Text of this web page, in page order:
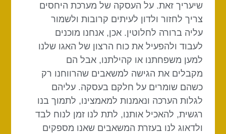
שיעריך זאת. על העסקה של מערכת היחסים
צריך לחזור ולדון לעיתים קרובות ולשמור
עליה ברורה לחלוטין. אכן, אנחנו מוכנים
לעבוד ולהפעיל את כוח הרצון של האגו שלנו
למען משפחתנו או קהילתנו, אבל הם
מקבלים את הגישה למשאבים שהרווחנו רק
כשהם שומרים על חלקם בעסקה. עליהם
לגלות הערכה ונאמנות למאמצינו, לתמוך בנו
רגשית, להאכיל אותנו, לתת לנו זמן לנוח לבד
ולדאוג לנו בעזרת המשאבים שאנו מספקים